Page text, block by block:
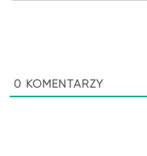
0 KOMENTARZY